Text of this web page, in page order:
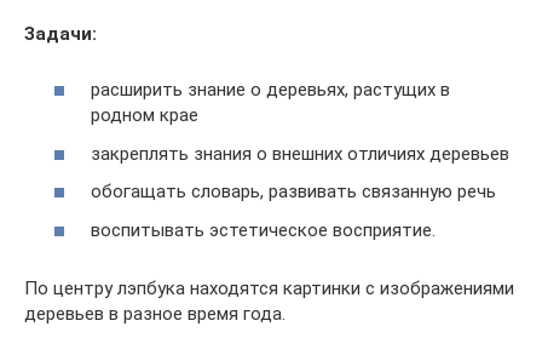
Задачи:
расширить знание о деревьях, растущих в
родном крае
закреплять знания о внешних отличиях деревьев
обогащать словарь, развивать связанную речь
воспитывать эстетическое восприятие.
По центру лэпбука находятся картинки с изображениями
деревьев в разное время года.